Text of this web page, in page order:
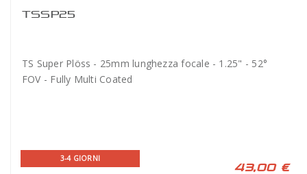
TSSP25
TS Super Plöss - 25mm lunghezza focale - 1.25" - 52°
FOV - Fully Multi Coated
3-4 GIORNI
43,00 €